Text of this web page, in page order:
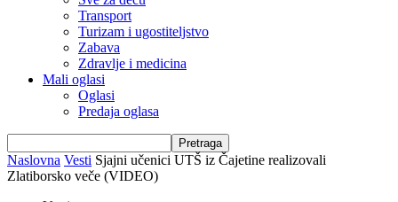
Transport
Turizam i ugostiteljstvo
Zabava
Zdravlje i medicina
Mali oglasi
Oglasi
Predaja oglasa
Naslovna Vesti Sjajni učenici UTŠ iz Čajetine realizovali
Zlatiborsko veče (VIDEO)